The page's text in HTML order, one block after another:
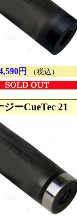
円 （税込）
ジーCueTec 21